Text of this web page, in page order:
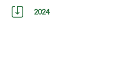
2024